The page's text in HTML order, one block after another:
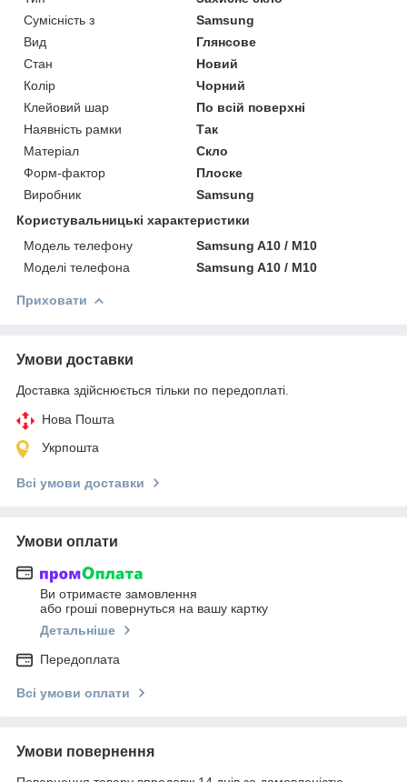
Сумісність з
Samsung
Вид
Глянсове
Стан
Новий
Колір
Чорний
Клейовий шар
По всій поверхні
Наявність рамки
Так
Матеріал
Скло
Форм-фактор
Плоске
Виробник
Samsung
Користувальницькі характеристики
Модель телефону
Samsung A10 / M10
Моделі телефона
Samsung A10 / M10
Приховати
Умови доставки
Доставка здійснюється тільки по передоплаті.
Нова Пошта
Укрпошта
Всі умови доставки
Умови оплати
Ви отримаєте замовлення
або гроші повернуться на вашу картку
Детальніше
Передоплата
Всі умови оплати
Умови повернення